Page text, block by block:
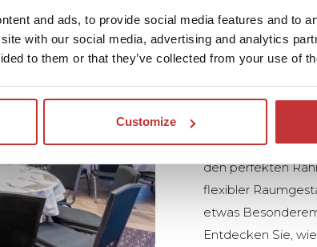
and ads, to provide social media features and to
with our social media, advertising and analytics
to them or that they’ve collected from your use of
Customize
Neben dem Zaal
charaktervolle
Abendessen
warmes Ambiente
Ob festliches
Gängen oder ein
den perfekten
flexibler
etwas
Entdecken Sie,